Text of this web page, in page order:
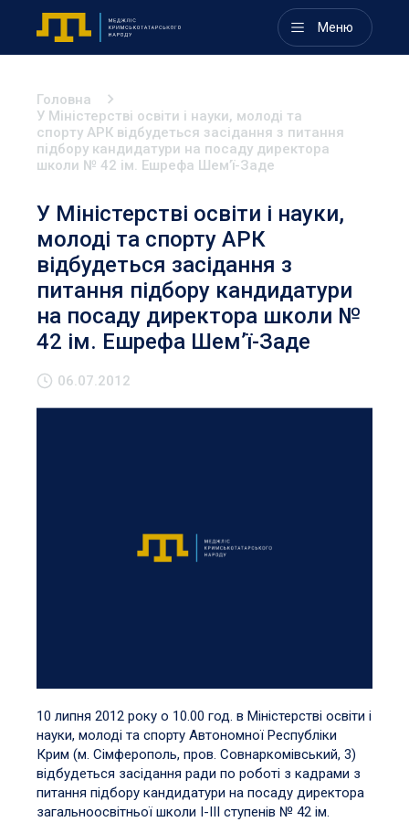
Меню
Головна
У Міністерстві освіти і науки, молоді та
спорту АРК відбудеться засідання з питання
підбору кандидатури на посаду директора
школи № 42 ім. Ешрефа Шем’ї-Заде
У Міністерстві освіти і науки,
молоді та спорту АРК
відбудеться засідання з
питання підбору кандидатури
на посаду директора школи №
42 ім. Ешрефа Шем’ї-Заде
06.07.2012
10 липня 2012 року о 10.00 год. в Міністерстві освіти і
науки, молоді та спорту Автономної Республіки
Крим (м. Сімферополь, пров. Совнаркомівський, 3)
відбудеться засідання ради по роботі з кадрами з
питання підбору кандидатури на посаду директора
загальноосвітньої школи I-III ступенів № 42 ім.